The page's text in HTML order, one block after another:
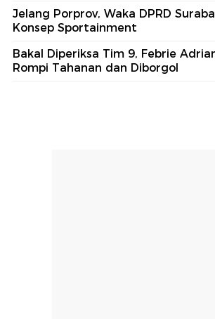
Jelang Porprov, Waka DPRD
Konsep Sportainment
Bakal Diperiksa Tim 9, Febrie
Rompi Tahanan dan Diborgol